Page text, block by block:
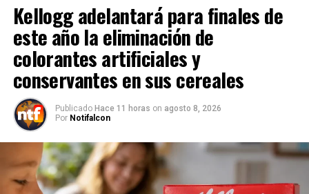
Kellogg adelantará para finales de
este año la eliminación de
colorantes artificiales y
conservantes en sus cereales
Publicado Hace 11 horas on agosto 8, 2026
Por Notifalcon